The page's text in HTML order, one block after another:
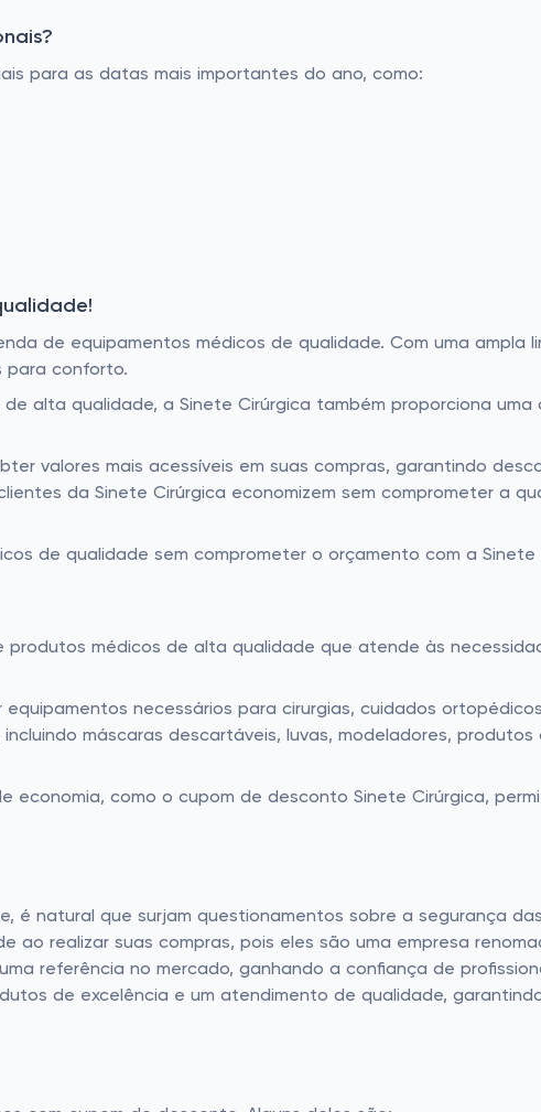
para as datas mais importantes do ano, como:
de equipamentos médicos de qualidade. Com uma ampla
para conforto.
alta qualidade, a Sinete Cirúrgica também proporciona
valores mais acessíveis em suas compras, garantindo
da Sinete Cirúrgica economizem sem comprometer a
de qualidade sem comprometer o orçamento com a Sinete
produtos médicos de alta qualidade que atende às
necessários para cirurgias, cuidados
máscaras descartáveis, luvas, modeladores,
como o cupom de desconto Sinete Cirúrgica,
natural que surjam questionamentos sobre a segurança
realizar suas compras, pois eles são uma empresa
referência no mercado, ganhando a confiança de
de excelência e um atendimento de qualidade,